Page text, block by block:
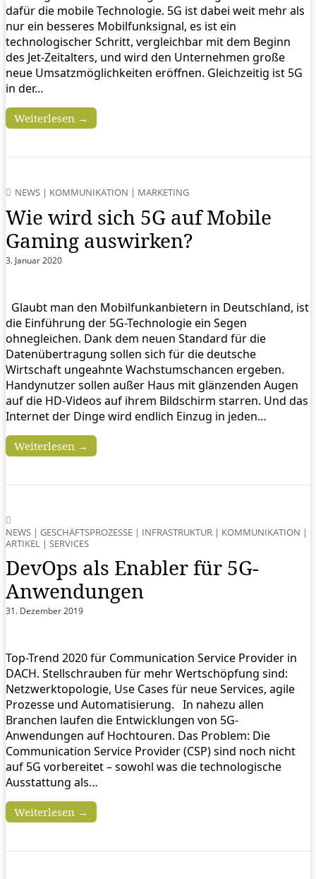
dafür die mobile Technologie. 5G ist dabei weit mehr als
nur ein besseres Mobilfunksignal, es ist ein
technologischer Schritt, vergleichbar mit dem Beginn
des Jet-Zeitalters, und wird den Unternehmen große
neue Umsatzmöglichkeiten eröffnen. Gleichzeitig ist 5G
in der…
Weiterlesen →
NEWS | KOMMUNIKATION | MARKETING
Wie wird sich 5G auf Mobile
Gaming auswirken?
3. Januar 2020
Glaubt man den Mobilfunkanbietern in Deutschland, ist
die Einführung der 5G-Technologie ein Segen
ohnegleichen. Dank dem neuen Standard für die
Datenübertragung sollen sich für die deutsche
Wirtschaft ungeahnte Wachstumschancen ergeben.
Handynutzer sollen außer Haus mit glänzenden Augen
auf die HD-Videos auf ihrem Bildschirm starren. Und das
Internet der Dinge wird endlich Einzug in jeden…
Weiterlesen →
NEWS | GESCHÄFTSPROZESSE | INFRASTRUKTUR | KOMMUNIKATION |
ARTIKEL | SERVICES
DevOps als Enabler für 5G-
Anwendungen
31. Dezember 2019
Top-Trend 2020 für Communication Service Provider in
DACH. Stellschrauben für mehr Wertschöpfung sind:
Netzwerktopologie, Use Cases für neue Services, agile
Prozesse und Automatisierung. In nahezu allen
Branchen laufen die Entwicklungen von 5G-
Anwendungen auf Hochtouren. Das Problem: Die
Communication Service Provider (CSP) sind noch nicht
auf 5G vorbereitet – sowohl was die technologische
Ausstattung als…
Weiterlesen →